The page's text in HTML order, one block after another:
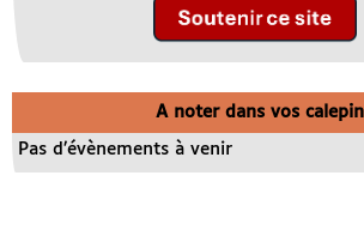
A noter dans vos
Pas d’évènements à venir